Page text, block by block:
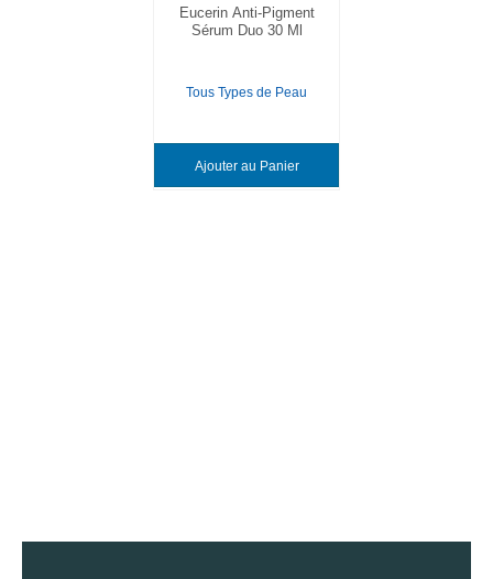
Eucerin Anti-Pigment
Sérum Duo 30 Ml
Tous Types de Peau
Ajouter au Panier